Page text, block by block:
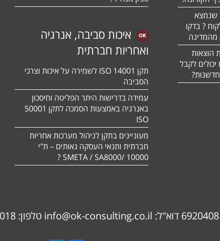
שנמצא
? בדקו
מהמדינה
הוצאות
לקבל
איכות סביבה, אנרגיה
ואחריות חברתית
תקן ISO 14001 לשמירה על איכות וצרכי
הסביבה
עמידה בדרישות היתר הפליטה וחיסכון
באנרגיה באמצעות הסמכה לתקן 50001
ISO
מעוניינים בתקן לניהול מערכות אחריות
חברתית ותנאי העסקה נאותים – ת"י
10000 /SMETA / SA8000 ?